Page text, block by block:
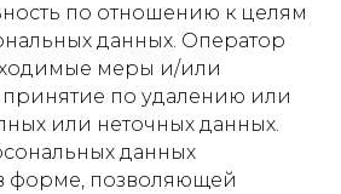
по отношению к целям
данных. Оператор
меры и/или
принятие по удалению или
или неточных данных.
данных
форме, позволяющей